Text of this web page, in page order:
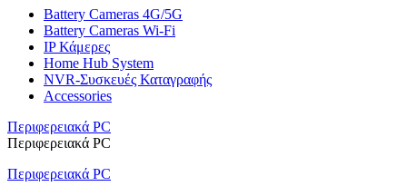
Battery Cameras 4G/5G
Battery Cameras Wi-Fi
IP Κάμερες
Home Hub System
NVR-Συσκευές Καταγραφής
Accessories
Περιφερειακά PC
Περιφερειακά PC
Περιφερειακά PC